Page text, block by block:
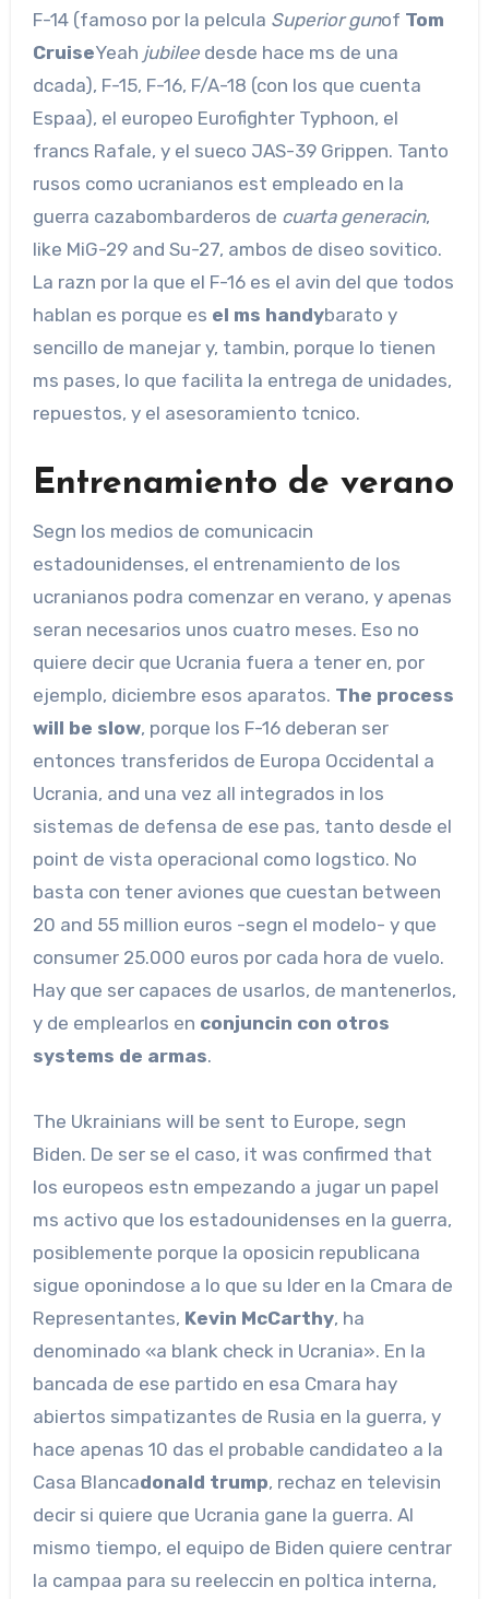
F-14 (famoso por la pelcula Superior gunof Tom
CruiseYeah jubileedesde hace ms de una
dcada), F-15, F-16, F/A-18 (con los que cuenta
Espaa), el europeo Eurofighter Typhoon, el
francs Rafale, y el sueco JAS-39 Grippen. Tanto
rusos como ucranianos est empleado en la
guerra cazabombarderos de cuarta generacin,
like MiG-29 and Su-27, ambos de diseo sovitico.
La razn por la que el F-16 es el avin del que todos
hablan es porque es el ms handybarato y
sencillo de manejar y, tambin, porque lo tienen
ms pases, lo que facilita la entrega de unidades,
repuestos, y el asesoramiento tcnico.
Entrenamiento de verano
Segn los medios de comunicacin
estadounidenses, el entrenamiento de los
ucranianos podra comenzar en verano, y apenas
seran necesarios unos cuatro meses. Eso no
quiere decir que Ucrania fuera a tener en, por
ejemplo, diciembre esos aparatos. The process
will be slow, porque los F-16 deberan ser
entonces transferidos de Europa Occidental a
Ucrania, and una vez all integrados in los
sistemas de defensa de ese pas, tanto desde el
point de vista operacional como logstico. No
basta con tener aviones que cuestan between
20 and 55 million euros -segn el modelo- y que
consumer 25.000 euros por cada hora de vuelo.
Hay que ser capaces de usarlos, de mantenerlos,
y de emplearlos en conjuncin con otros
systems de armas.
The Ukrainians will be sent to Europe, segn
Biden. De ser se el caso, it was confirmed that
los europeos estn empezando a jugar un papel
ms activo que los estadounidenses en la guerra,
posiblemente porque la oposicin republicana
sigue oponindose a lo que su lder en la Cmara de
Representantes, Kevin McCarthy, ha
denominado «a blank check in Ucrania». En la
bancada de ese partido en esa Cmara hay
abiertos simpatizantes de Rusia en la guerra, y
hace apenas 10 das el probable candidateo a la
Casa Blancadonald trump, rechaz en televisin
decir si quiere que Ucrania gane la guerra. Al
mismo tiempo, el equipo de Biden quiere centrar
la campaa para su reeleccin en poltica interna,